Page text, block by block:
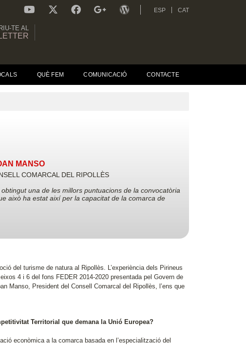
ESP CAT
TE AL
QUÈ FEM COMUNICACIÓ CONTACTE
MANSO
COMARCAL DEL RIPOLLÈS
una de les millors puntuacions de la convocatòria
això ha estat així per la capacitat de la comarca de
del turisme de natura al Ripollès. L’experiència dels Pirineus
4 i 6 del fons FEDER 2014-2020 presentada pel Govern de
Manso, President del Consell Comarcal del Ripollès, l’ens que
Territorial que demana la Unió Europea?
econòmica a la comarca basada en l’especialització del